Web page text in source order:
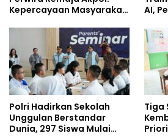
Kepercayaan Masyarakat
AI,
Polri Hadirkan Sekolah
Unggulan Berstandar
Dunia, 297 Siswa Mulai
Tiga